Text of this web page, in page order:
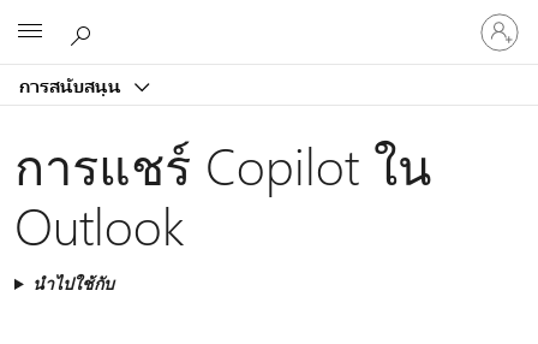
การสนับสนุน
ลงชื่อ
เข้า
บัญชี
การแชร์ Copilot ใน
Outlook
นำไปใช้กับ